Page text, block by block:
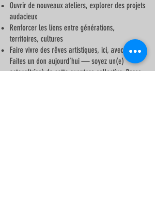
Ouvrir de nouveaux ateliers, explorer des projets
audacieux
Renforcer les liens entre générations,
territoires, cultures
Faire vivre des rêves artistiques, ici, avec vous
Faites un don aujourd’hui — soyez un(e)
acteur(trice) de cette aventure collective. Parce